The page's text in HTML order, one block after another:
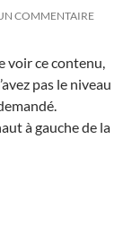
COMMENTAIRE
voir ce contenu,
pas le niveau
à gauche de la